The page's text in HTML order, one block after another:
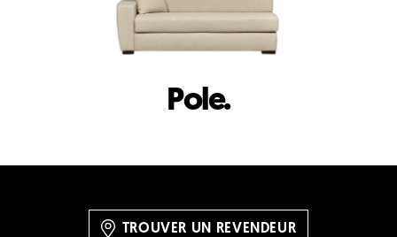
Pole.
TROUVER UN REVENDEUR